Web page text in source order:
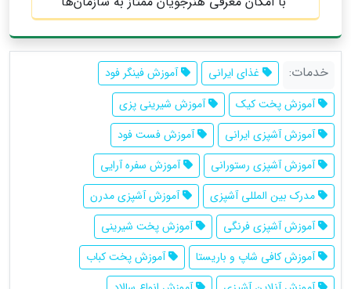
خدمات: غذای ایرانی
آموزش فینگر فود
آموزش پخت کیک
آموزش شیرینی پزی
آموزش آشپزی ایرانی
آموزش فست فود
آموزش آشپزی رستورانی
آموزش سفره آرایی
مدرک بین المللی آشپزی
آموزش آشپزی مدرن
آموزش آشپزی فرنگی
آموزش پخت شیرینی
آموزش کافی شاپ و باریستا
آموزش پخت کباب